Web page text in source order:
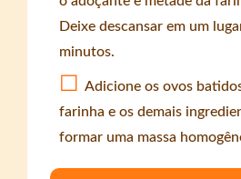
Deixe descansar em um
minutos.
Adicione os ovos
farinha e os demais
formar uma massa